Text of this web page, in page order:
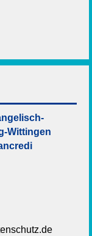
Wittingen